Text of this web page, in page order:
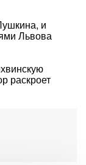
и
Львова
раскроет